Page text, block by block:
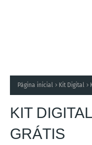
Página inicial Kit Digital
KIT
GRÁTIS